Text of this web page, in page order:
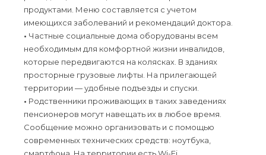
продуктами. Меню составляется с учетом
имеющихся заболеваний и рекомендаций доктора.
• Частные социальные дома оборудованы всем
необходимым для комфортной жизни инвалидов,
которые передвигаются на колясках. В зданиях
просторные грузовые лифты. На прилегающей
территории — удобные подъезды и спуски.
• Родственники проживающих в таких заведениях
пенсионеров могут навещать их в любое время.
Сообщение можно организовать и с помощью
современных технических средств: ноутбука,